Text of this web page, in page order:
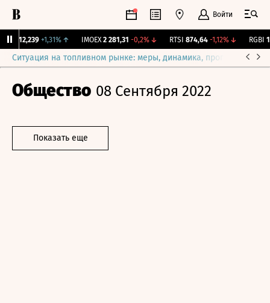
Войти
12,239 +1,31% ↑ IMOEX 2 281,31 -0,2%↓ RTSI 874,64 -1,12%↓ RGBI
Ситуация на топливном рынке: меры, динамика, прогнозы
Общество 08 Сентября 2022
Показать еще